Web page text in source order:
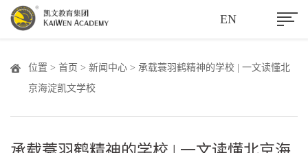
EN
位置 > 首页 > 新闻中心 > 承载蓑羽鹤精神的学校 | 一文读懂北
京海淀凯文学校